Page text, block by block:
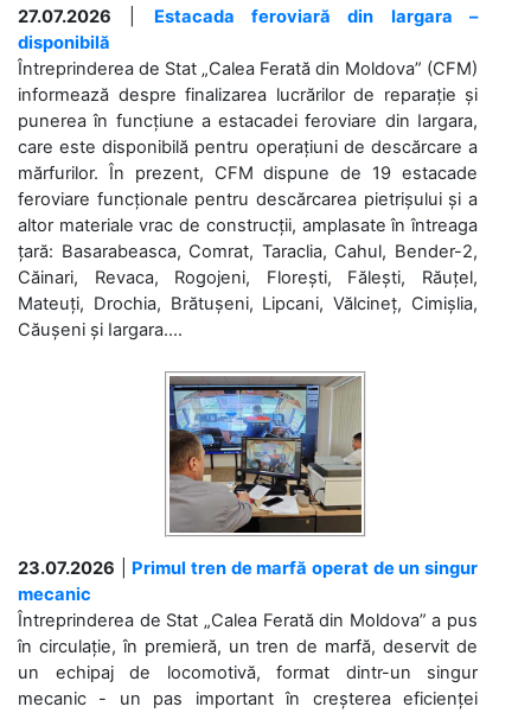
27.07.2026
Estacada feroviară din Iargara –
disponibilă
Întreprinderea de Stat „Calea Ferată din Moldova” (CFM)
informează despre finalizarea lucrărilor de reparație și
punerea în funcțiune a estacadei feroviare din Iargara,
care este disponibilă pentru operațiuni de descărcare a
mărfurilor. În prezent, CFM dispune de 19 estacade
feroviare funcționale pentru descărcarea pietrișului și a
altor materiale vrac de construcții, amplasate în întreaga
țară: Basarabeasca, Comrat, Taraclia, Cahul, Bender-2,
Căinari, Revaca, Rogojeni, Florești, Fălești, Răuțel,
Mateuți, Drochia, Brătușeni, Lipcani, Vălcineț, Cimișlia,
Căușeni și Iargara....
23.07.2026
Primul tren de marfă operat de un singur
mecanic
Întreprinderea de Stat „Calea Ferată din Moldova” a pus
în circulație, în premieră, un tren de marfă, deservit de
un echipaj de locomotivă, format dintr-un singur
mecanic - un pas important în creșterea eficienței